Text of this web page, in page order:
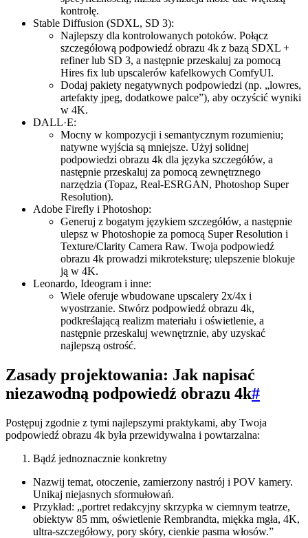
kontrolę.
Stable Diffusion (SDXL, SD 3):
Najlepszy dla kontrolowanych potoków. Połącz
szczegółową podpowiedź obrazu 4k z bazą SDXL +
refiner lub SD 3, a następnie przeskaluj za pomocą
Hires fix lub upscalerów kafelkowych ComfyUI.
Dodaj pakiety negatywnych podpowiedzi (np. „lowres,
artefakty jpeg, dodatkowe palce”), aby oczyścić wyniki
w 4K.
DALL·E:
Mocny w kompozycji i semantycznym rozumieniu;
natywne wyjścia są mniejsze. Użyj solidnej
podpowiedzi obrazu 4k dla języka szczegółów, a
następnie przeskaluj za pomocą zewnętrznego
narzędzia (Topaz, Real-ESRGAN, Photoshop Super
Resolution).
Adobe Firefly i Photoshop:
Generuj z bogatym językiem szczegółów, a następnie
ulepsz w Photoshopie za pomocą Super Resolution i
Texture/Clarity Camera Raw. Twoja podpowiedź
obrazu 4k prowadzi mikroteksturę; ulepszenie blokuje
ją w 4K.
Leonardo, Ideogram i inne:
Wiele oferuje wbudowane upscalery 2x/4x i
wyostrzanie. Stwórz podpowiedź obrazu 4k,
podkreślającą realizm materiału i oświetlenie, a
następnie przeskaluj wewnętrznie, aby uzyskać
najlepszą ostrość.
Zasady projektowania: Jak napisać
niezawodną podpowiedź obrazu 4k#
Postępuj zgodnie z tymi najlepszymi praktykami, aby Twoja
podpowiedź obrazu 4k była przewidywalna i powtarzalna:
Bądź jednoznacznie konkretny
Nazwij temat, otoczenie, zamierzony nastrój i POV kamery.
Unikaj niejasnych sformułowań.
Przykład: „portret redakcyjny skrzypka w ciemnym teatrze,
obiektyw 85 mm, oświetlenie Rembrandta, miękka mgła, 4K,
ultra-szczegółowy, pory skóry, cienkie pasma włosów.”